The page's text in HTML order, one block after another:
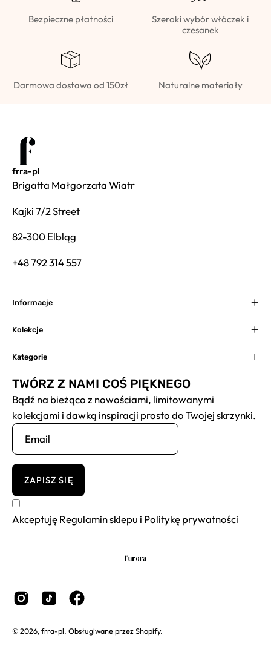
Bezpieczne płatności
Szeroki wybór włóczek i
czesanek
Darmowa dostawa od 150zł Naturalne materiały
frra-pl
Brigatta Małgorzata Wiatr
Kajki 7/2 Street
82-300 Elbląg
+48 792 314 557
Informacje
Kolekcje
Kategorie
TWÓRZ Z NAMI COŚ PIĘKNEGO
Bądź na bieżąco z nowościami, limitowanymi
kolekcjami i dawką inspiracji prosto do Twojej skrzynki.
ZAPISZ SIĘ
AkceptujęRegulamin sklepu i Politykę prywatności
© 2026,frra-pl. Obsługiwane przezShopify.